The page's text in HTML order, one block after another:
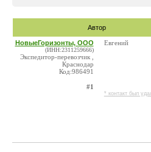
Автор
НовыеГоризонты, ООО
(ИНН:2311259666)
Экспедитор-перевозчик ,
Краснодар
Код:986491
#1
Евгений
* контакт был